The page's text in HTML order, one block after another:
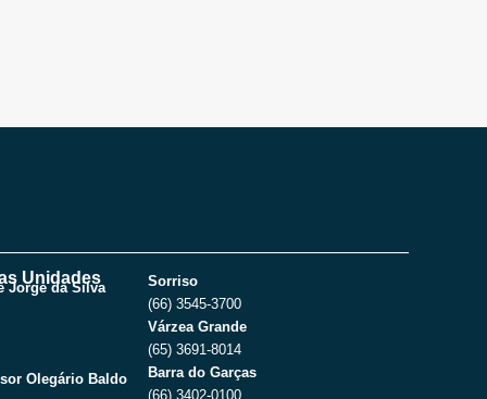
Unidades
Jorge da Silva
Olegário Baldo
Sorriso
(66) 3545-3700
Várzea Grande
(65) 3691-8014
Barra do Garças
(66) 3402-0100